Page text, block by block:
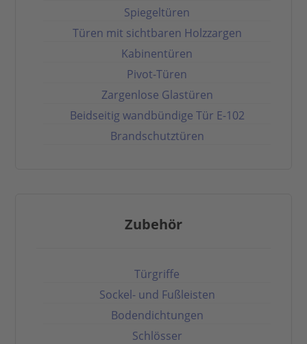
Spiegeltüren
Türen mit sichtbaren Holzzargen
Kabinentüren
Pivot-Türen
Zargenlose Glastüren
Beidseitig wandbündige Tür E-102
Brandschutztüren
Zubehör
Türgriffe
Sockel- und Fußleisten
Bodendichtungen
Schlösser